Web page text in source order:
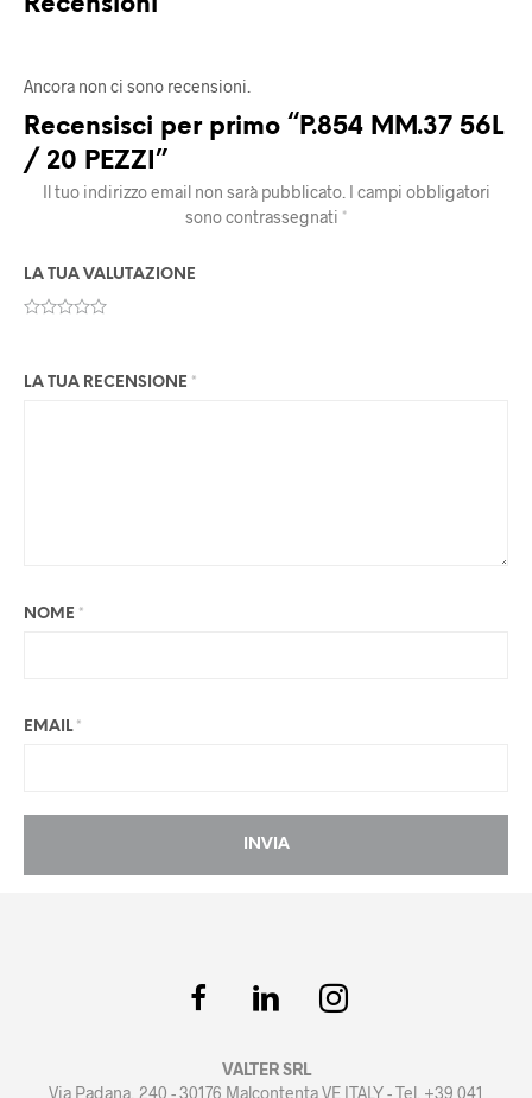
Ancora non ci sono recensioni.
Recensisci per primo “P.854 MM.37 56L
/ 20 PEZZI”
Il tuo indirizzo email non sarà pubblicato. I campi obbligatori
sono contrassegnati *
LA TUA VALUTAZIONE
LA TUA RECENSIONE *
NOME *
EMAIL *
VALTER SRL
Via Padana, 240 - 30176 Malcontenta VE ITALY - Tel. +39 041